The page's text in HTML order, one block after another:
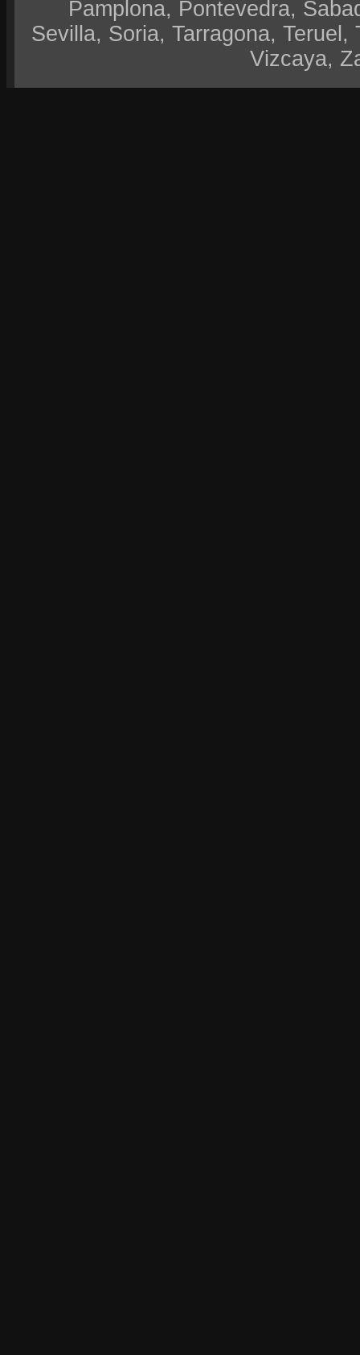
Pamplona, Pontevedra,
Sevilla, Soria, Tarragona,
Vizcaya,